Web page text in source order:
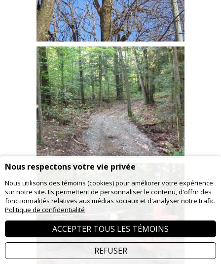
Nous respectons votre vie privée
Nous utilisons des témoins (cookies) pour améliorer votre expérience
sur notre site. Ils permettent de personnaliser le contenu, d'offrir des
fonctionnalités relatives aux médias sociaux et d'analyser notre trafic.
Politique de confidentialité
ACCEPTER TOUS LES TÉMOINS
REFUSER